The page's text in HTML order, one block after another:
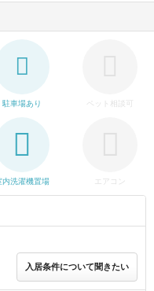
駐車場あり ペット相談可
内洗濯機置場 エアコン
入居条件について聞きたい